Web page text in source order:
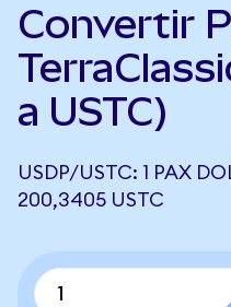
Convertir
a USTC)
USDP/USTC: 1 PAX
200,3405 USTC